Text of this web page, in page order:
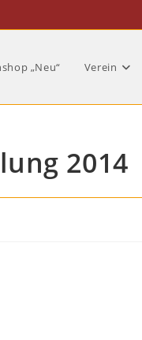
„Neu“ Verein
2014